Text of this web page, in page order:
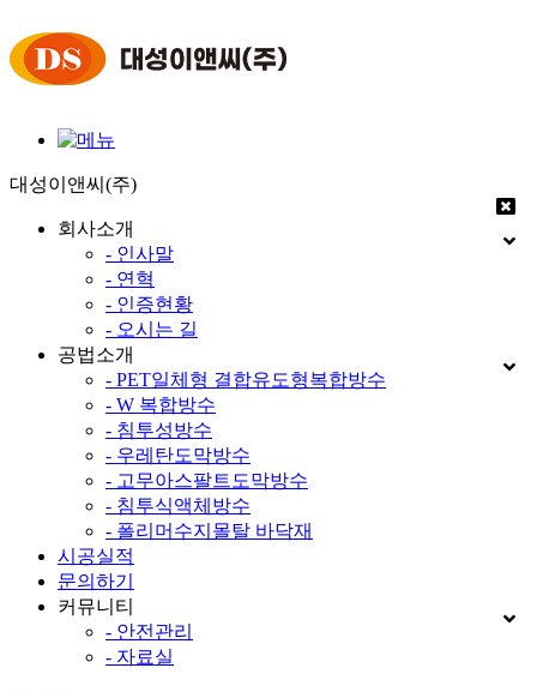
대성이앤씨(주)
회사소개
- 인사말
- 연혁
- 인증현황
- 오시는 길
공법소개
- PET일체형 결합유도형복합방수
- W 복합방수
- 침투성방수
- 우레탄도막방수
- 고무아스팔트도막방수
- 침투식액체방수
- 폴리머수지몰탈 바닥재
시공실적
문의하기
커뮤니티
- 안전관리
- 자료실